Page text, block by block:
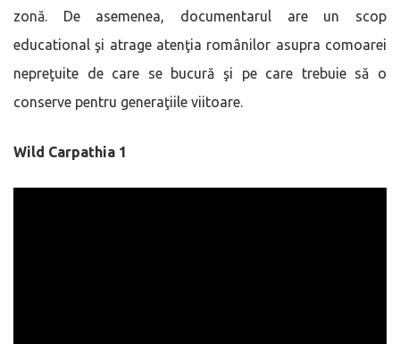
zonă. De asemenea, documentarul are un scop
educational şi atrage atenţia românilor asupra comoarei
nepreţuite de care se bucură şi pe care trebuie să o
conserve pentru generaţiile viitoare.
Wild Carpathia 1